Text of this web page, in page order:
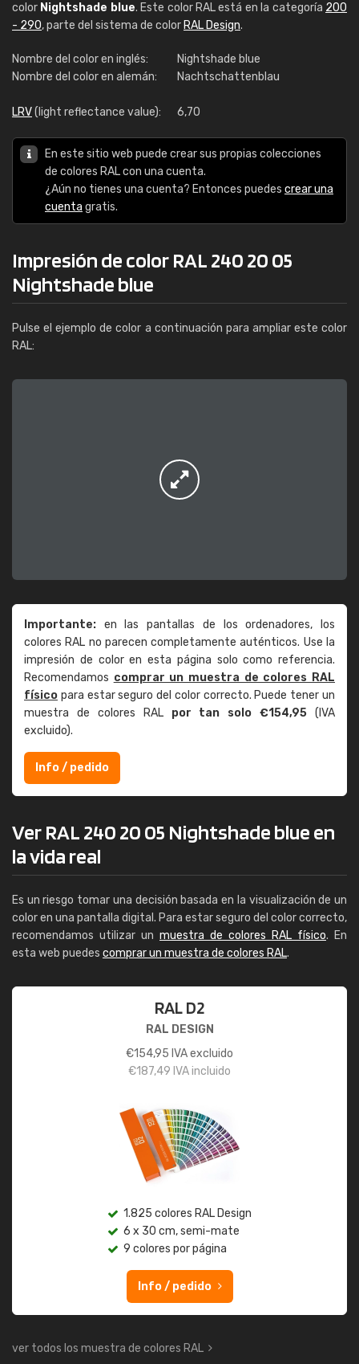
color Nightshade blue. Este color RAL está en la categoría 200
- 290, parte del sistema de color RAL Design.
Nombre del color en inglés:
Nightshade blue
Nombre del color en alemán:
Nachtschattenblau
LRV(light reflectance value): 6,70
En este sitio web puede crear sus propias colecciones
de colores RAL con una cuenta.
¿Aún no tienes una cuenta? Entonces puedes crear una
cuenta gratis.
Impresión de color RAL 240 20 05
Nightshade blue
Pulse el ejemplo de color a continuación para ampliar este color
RAL:
Importante: en las pantallas de los ordenadores, los
colores RAL no parecen completamente auténticos. Use la
impresión de color en esta página solo como referencia.
Recomendamos comprar un muestra de colores RAL
físico para estar seguro del color correcto. Puede tener un
muestra de colores RAL por tan solo €154,95 (IVA
excluido).
Info / pedido
Ver RAL 240 20 05 Nightshade blue en
la vida real
Es un riesgo tomar una decisión basada en la visualización de un
color en una pantalla digital. Para estar seguro del color correcto,
recomendamos utilizar un muestra de colores RAL físico. En
esta web puedes comprar un muestra de colores RAL.
RAL D2
RAL DESIGN
€154,95 IVA excluido
€187,49 IVA incluido
1.825 colores RAL Design
6 x 30 cm, semi-mate
9 colores por página
Info / pedido
ver todos los muestra de colores RAL